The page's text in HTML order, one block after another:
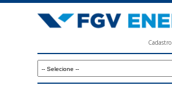
para
principal
V
Cadastro